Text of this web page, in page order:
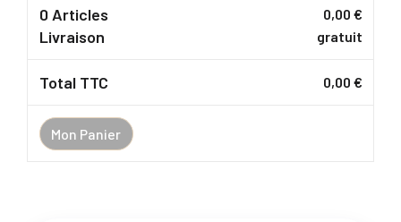
0 Articles 0,00 €
Livraison gratuit
Total TTC 0,00 €
Mon Panier